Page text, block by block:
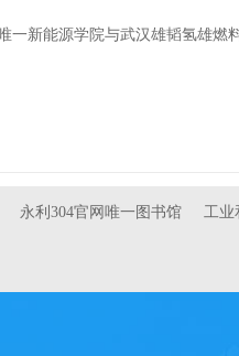
新能源学院与武汉雄韬氢雄燃
永利304官网唯一图书馆 工业